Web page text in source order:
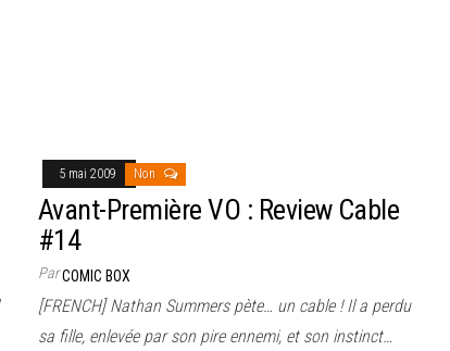
5 mai 2009 Non
Avant-Première VO : Review Cable
#14
ParCOMIC BOX
[FRENCH] Nathan Summers pète… un cable ! Il a perdu
sa fille, enlevée par son pire ennemi, et son instinct…